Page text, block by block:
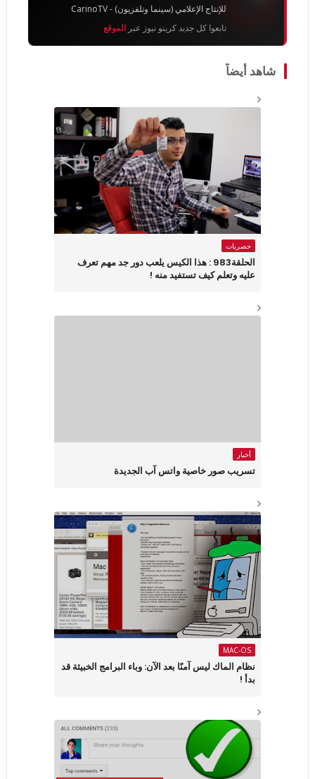
للإنتاج الإعلامي (سينما وتلفزيون) - CarinoTV
تابعوا كل جديد كرينو نيوز عبر الموقع
شاهد أيضاً
حصريات
الحلقة983 : هذا الكيس يلعب دور جد مهم تعرف
عليه وتعلم كيف تستفيد منه !
أخبار
تسريب صور خاصية واتس آب الجديدة
MAC-OS
نظام الماك ليس آمنًا بعد الآن: وباء البرامج الخبيثة قد
بدأ !